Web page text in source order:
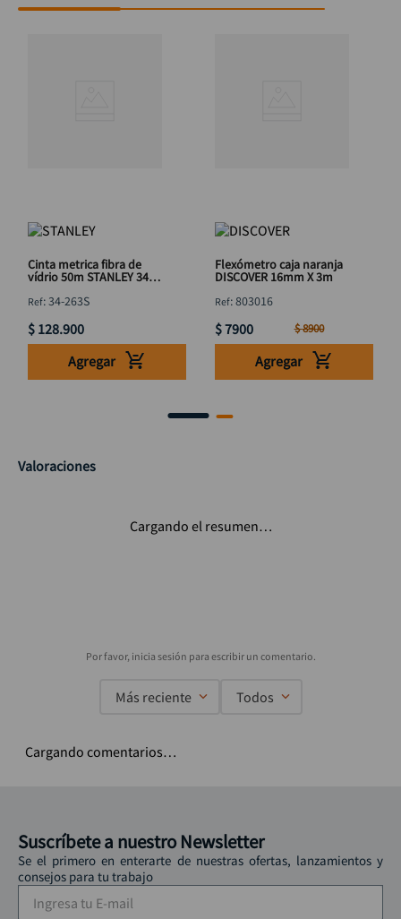
Cinta metrica fibra de
vídrio 50m STANLEY 34-
:34-263S
$ 128.900
Agregar
Flexómetro caja naranja
DISCOVER 16mm X 3m
:803016
$7900 $8900
Agregar
Valoraciones
Cargando el resumen…
Más reciente Todos
Cargando comentarios…
Suscríbete a nuestro Newsletter
Se el primero en enterarte de nuestras ofertas, lanzamientos y
consejos para tu trabajo